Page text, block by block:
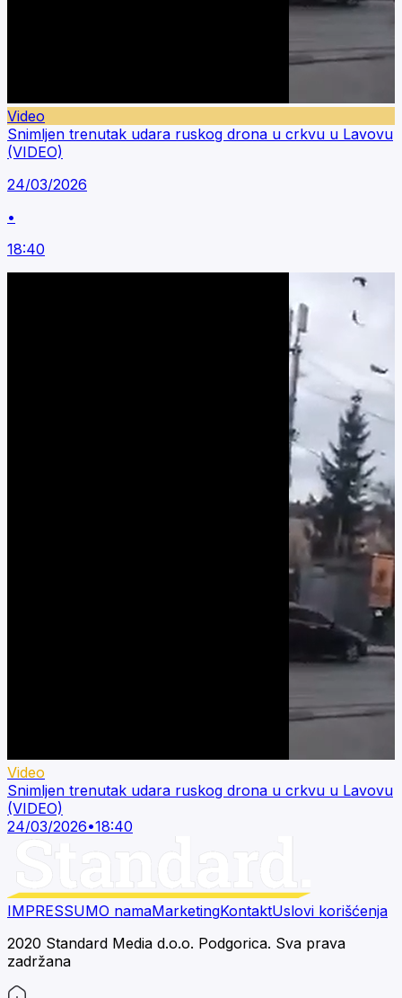
Video
Snimljen trenutak udara ruskog drona u crkvu u Lavovu
(VIDEO)
24/03/2026
•
18:40
Video
Snimljen trenutak udara ruskog drona u crkvu u Lavovu
(VIDEO)
24/03/2026•18:40
IMPRESSUMO namaMarketingKontaktUslovi korišćenja
2020 Standard Media d.o.o. Podgorica. Sva prava
zadržana